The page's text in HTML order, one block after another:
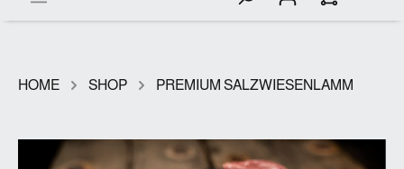
HOME SHOP PREMIUM SALZWIESENLAMM